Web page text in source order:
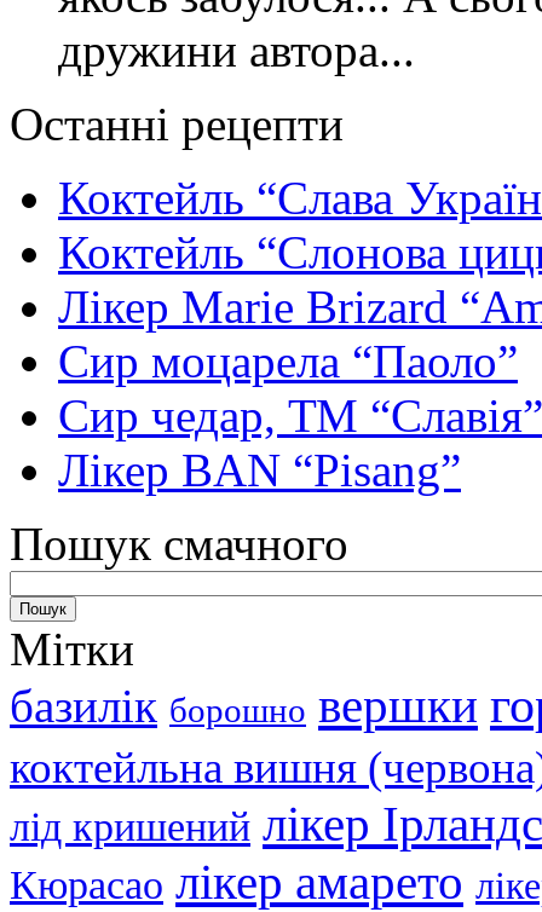
дружини автора...
Останні рецепти
Коктейль “Слава
Коктейль “Слонова
Лікер Marie Brizard
Сир моцарела “Паоло”
Сир чедар, ТМ “Славія”
Лікер BAN “Pisang”
Пошук смачного
Мітки
базилік борошно вершки
коктейльна вишня
лід кришений лікер
Кюрасао лікер амарето